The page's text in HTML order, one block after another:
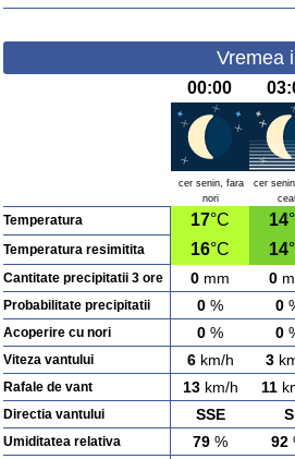
Vremea
00:00
cer senin, fara
nori
cer
Temperatura 17°C 14
Temperatura resimitita 16°C 14
Cantitate precipitatii 3 ore 0 mm 0
Probabilitate precipitatii 0 % 0
Acoperire cu nori 0 % 0
Viteza vantului 6km/h 3
Rafale de vant 13km/h 11
Directia vantului SSE S
Umiditatea relativa 79 % 92